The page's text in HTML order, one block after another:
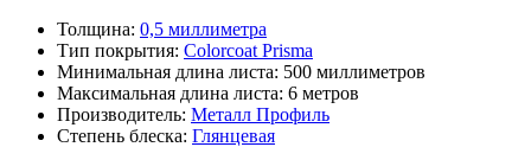
Толщина: 0,5 миллиметра
Тип покрытия: Colorcoat Prisma
Минимальная длина листа: 500 миллиметров
Максимальная длина листа: 6 метров
Производитель: Металл Профиль
Степень блеска: Глянцевая